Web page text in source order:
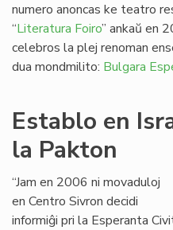
numero anoncas ke teatro
“Literatura Foiro” ankaŭ en
celebros la plej renoman
dua mondmilito: Bulgara
Establo en
la Pakton
“Jam en 2006 ni movaduloj
en Centro Sivron decidi
informiĝi pri la Esperanta